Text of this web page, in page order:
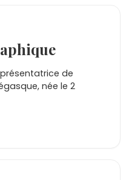
de
née le 2